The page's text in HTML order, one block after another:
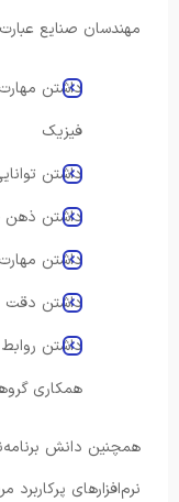
مهندسان صنایع
داشتن
فیزیک
داشتن
داشتن ذهن
داشتن
داشتن دقت و
داشتن
همکاری
همچنین دانش
نرم‌افزارهای